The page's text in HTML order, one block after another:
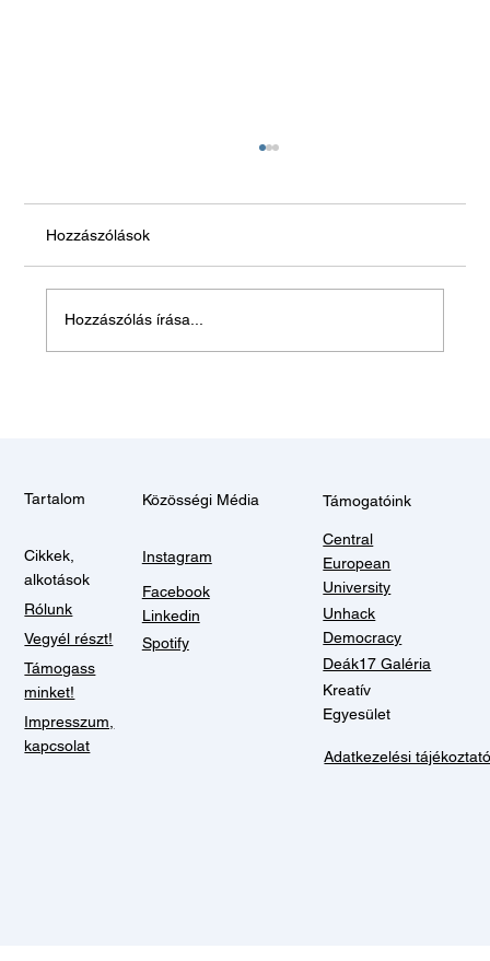
Hagyjon békén!
Hozzászólások
Hozzászólás írása...
Tartalom
Cikkek,
alkotások
Rólunk
Vegyél részt!
Támogass
minket!
Impresszum,
kapcsolat
Közösségi Média
Instagram
Facebook
Linkedin
Spotify
Támogatóink
Central
European
University
Unhack
Democracy
Deák17 Galéria
Kreatív
Egyesület
Adatkezelési